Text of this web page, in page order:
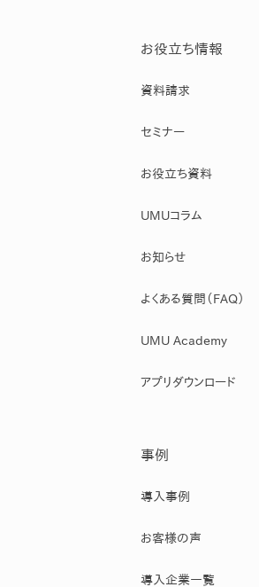
お役立ち情報
資料請求
セミナー
お役立ち資料
UMUコラム
お知らせ
よくある質問（FAQ）
UMU Academy
アプリダウンロード
事例
導入事例
お客様の声
導入企業一覧